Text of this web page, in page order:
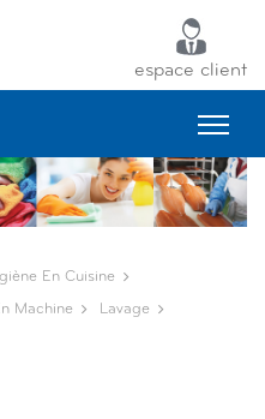
espace client
En Cuisine
Machine Lavage